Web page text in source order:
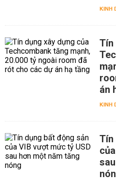
KINH
Tín
án
KINH
Tín